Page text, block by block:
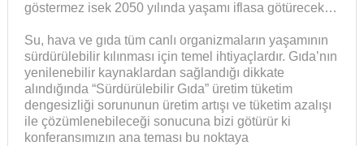
göstermez isek 2050 yılında yaşamı iflasa götürecek…
Su, hava ve gıda tüm canlı organizmaların yaşamının
sürdürülebilir kılınması için temel ihtiyaçlardır. Gıda’nın
yenilenebilir kaynaklardan sağlandığı dikkate
alındığında “Sürdürülebilir Gıda” üretim tüketim
dengesizliği sorununun üretim artışı ve tüketim azalışı
ile çözümlenebileceği sonucuna bizi götürür ki
konferansımızın ana teması bu noktaya